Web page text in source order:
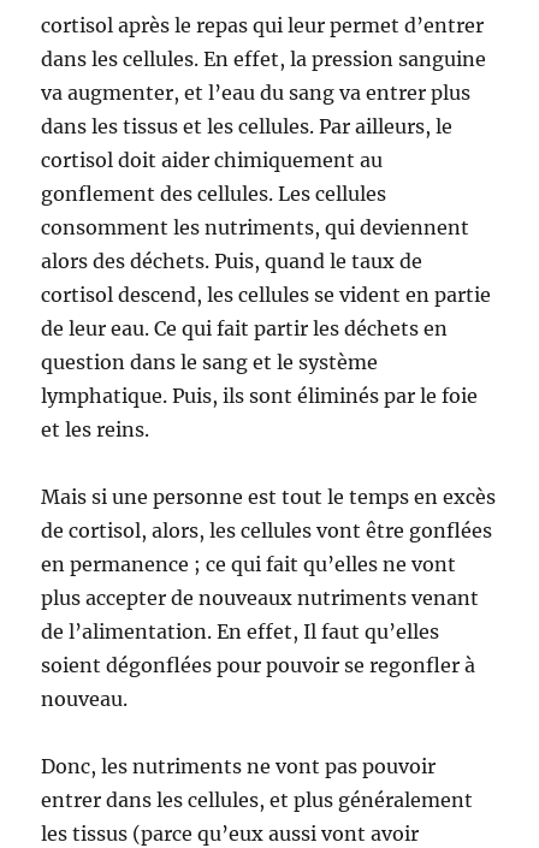
cortisol après le repas qui leur permet d’entrer
dans les cellules. En effet, la pression sanguine
va augmenter, et l’eau du sang va entrer plus
dans les tissus et les cellules. Par ailleurs, le
cortisol doit aider chimiquement au
gonflement des cellules. Les cellules
consomment les nutriments, qui deviennent
alors des déchets. Puis, quand le taux de
cortisol descend, les cellules se vident en partie
de leur eau. Ce qui fait partir les déchets en
question dans le sang et le système
lymphatique. Puis, ils sont éliminés par le foie
et les reins.
Mais si une personne est tout le temps en excès
de cortisol, alors, les cellules vont être gonflées
en permanence ; ce qui fait qu’elles ne vont
plus accepter de nouveaux nutriments venant
de l’alimentation. En effet, Il faut qu’elles
soient dégonflées pour pouvoir se regonfler à
nouveau.
Donc, les nutriments ne vont pas pouvoir
entrer dans les cellules, et plus généralement
les tissus (parce qu’eux aussi vont avoir